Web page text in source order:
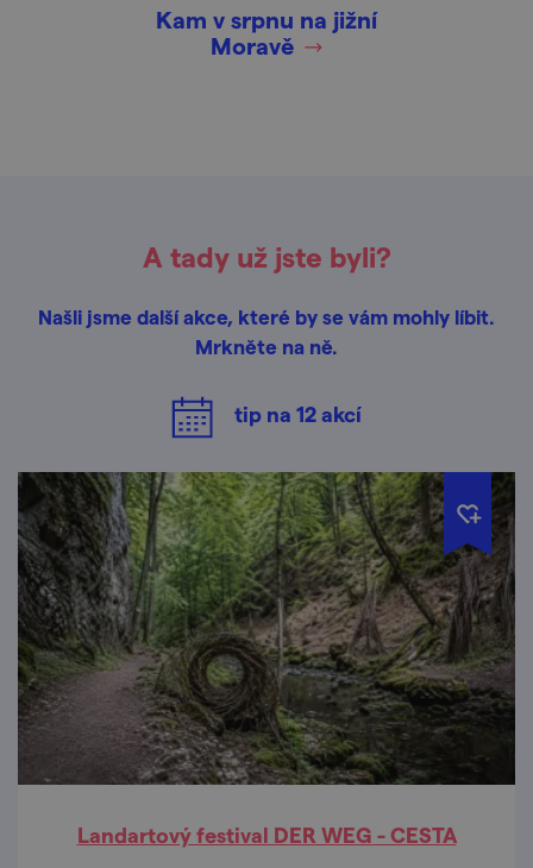
Kam v srpnu na jižní
Moravě
A tady už jste byli?
Našli jsme další akce, které by se vám mohly líbit.
Mrkněte na ně.
tip na 12akcí
Landartový festival DER WEG - CESTA